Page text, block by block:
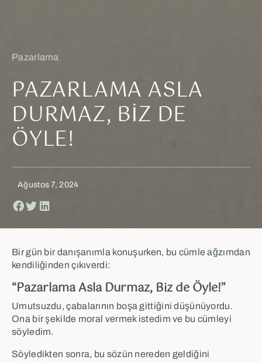
Pazarlama
PAZARLAMA ASLA
DURMAZ, BIZ DE
ÖYLE!
Ağustos 7, 2024
Bir gün bir danışanımla konuşurken, bu cümle ağzımdan
kendiliğinden çıkıverdi:
“Pazarlama Asla Durmaz, Biz de Öyle!”
Umutsuzdu, çabalarının boşa gittiğini düşünüyordu.
Ona bir şekilde moral vermek istedim ve bu cümleyi
söyledim.
Söyledikten sonra, bu sözün nereden geldiğini